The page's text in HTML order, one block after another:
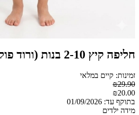
חליפה קיץ 2-10 בנות (ורוד פוקסיה)
זמינות: קיים במלאי
₪29.90
₪20.00
בתוקף עד: 01/09/2026
מידה ילדים